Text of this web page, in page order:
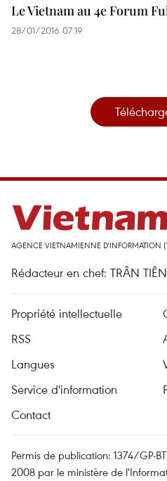
Le Vietnam au 4e Forum
28/01/2016 07:19
AGENCE VIETNAMIENNE D'INFORMATION
Rédacteur en chef: TRÂN
Propriété intellectuelle
RSS
Langues
Service d'information
Contact
Permis de publication: 1374/GP-
2008 par le ministère de